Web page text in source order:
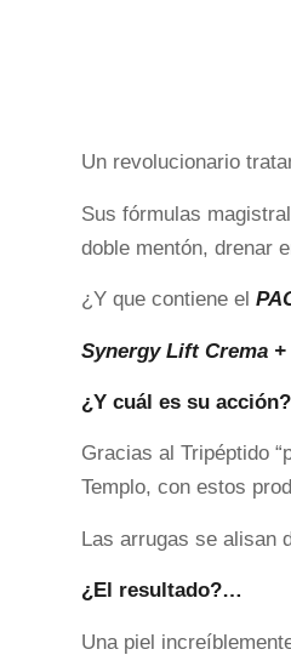
Un revolucionario
Sus fórmulas
doble mentón, drenar
¿Y que contiene el
Synergy Lift Crema
¿Y cuál es su acción?
Gracias al Tripéptido
Templo, con estos
Las arrugas se alisan
¿El resultado?…
Una piel